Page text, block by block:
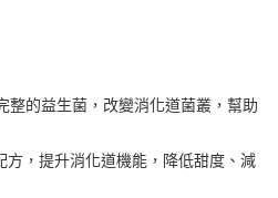
哥大用戶可立即使用無須另外申請。
的期數、繳款截止日，確認付款後即完
額請依後續交易確認頁面所載為準。
認交易或遇審核未通過，訂單將自動取
後才付款」的支付方式。 讓您購物簡單
卡、不需儲值。
證，即可結帳。
再付款。
整的益生菌，改變消化道菌叢，幫助
方，提升消化道機能，降低甜度、減